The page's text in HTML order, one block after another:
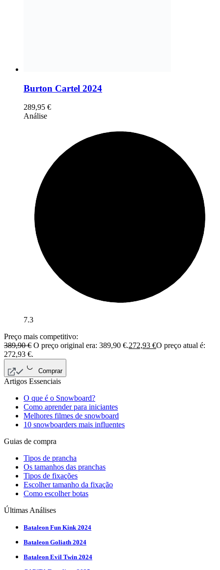
Burton Cartel 2024
289,95 €
Análise
7.3
Preço mais competitivo:
389,90€ O preço original era: 389,90 €.272,93 €O preço atual é:
272,93 €.
Comprar
Artigos Essenciais
O que é o Snowboard?
Como aprender para iniciantes
Melhores filmes de snowboard
10 snowboarders mais influentes
Guias de compra
Tipos de prancha
Os tamanhos das pranchas
Tipos de fixações
Escolher tamanho da fixação
Como escolher botas
Últimas Análises
Bataleon Fun Kink 2024
Bataleon Goliath 2024
Bataleon Evil Twin 2024